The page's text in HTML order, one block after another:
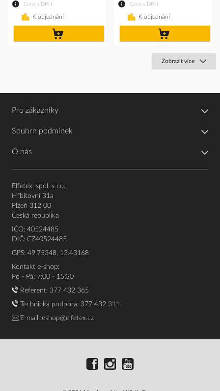
Cena s DPH
K objednání
Cena s DPH
K objednání
Zobrazit více
Pro zákazníky
Souhrn podmínek
O nás
Elfetex, spol. s r.o.
Hřbitovní 31a
Plzeň 312 00
Česká republika
IČO: 40524485
DIČ: CZ40524485
GPS: 49.75348, 13.43168
Kontakt e-shop:
Po - Pá: 7:00 - 15:30
Referent: 377 432 365
Technická podpora: 377 432 311
E-mail: eshop@elfetex.cz